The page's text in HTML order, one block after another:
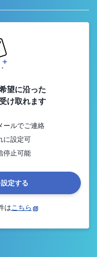
望に沿った
け取れます
ールでご連絡
に設定可
停止可能
定する
はこちら